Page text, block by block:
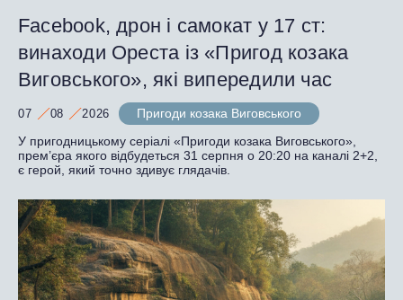
Facebook, дрон і самокат у 17 ст:
винаходи Ореста із «Пригод козака
Виговського», які випередили час
07 08 2026
Пригоди козака Виговського
У пригодницькому серіалі «Пригоди козака Виговського»,
прем’єра якого відбудеться 31 серпня о 20:20 на каналі 2+2,
є герой, який точно здивує глядачів.